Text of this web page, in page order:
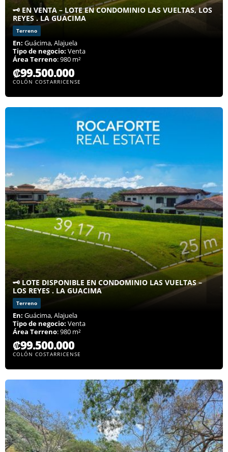
🗝️ EN VENTA – LOTE EN CONDOMINIO LAS VUELTAS, LOS
REYES . LA GUACIMA
Terreno
En: Guácima, Alajuela
Tipo de negocio: Venta
Área Terreno: 980 m²
₡99.500.000
COLÓN COSTARRICENSE
🗝️ LOTE DISPONIBLE EN CONDOMINIO LAS VUELTAS –
LOS REYES . LA GUACIMA
Terreno
En: Guácima, Alajuela
Tipo de negocio: Venta
Área Terreno: 980 m²
₡99.500.000
COLÓN COSTARRICENSE